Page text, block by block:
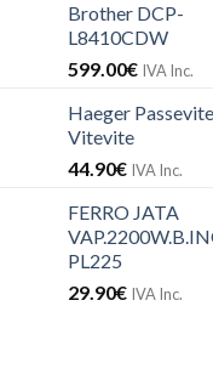
Brother DCP-
L8410CDW
599.00€ IVA Inc.
Haeger Passevite
Vitevite
44.90€ IVA Inc.
FERRO JATA
PL225
29.90€ IVA Inc.